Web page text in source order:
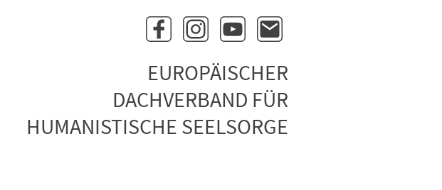
EUROPÄISCHER
DACHVERBAND FÜR
HUMANISTISCHE SEELSORGE